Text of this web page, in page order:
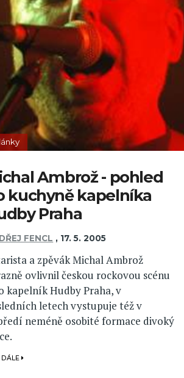
Ambrož - pohled
kuchyně kapelníka
Praha
FENCL , 17. 5. 2005
a zpěvák Michal Ambrož
ovlivnil českou rockovou scénu
kapelník Hudby Praha, v
letech vystupuje též v
neméně osobité formace divoký
DÁLE